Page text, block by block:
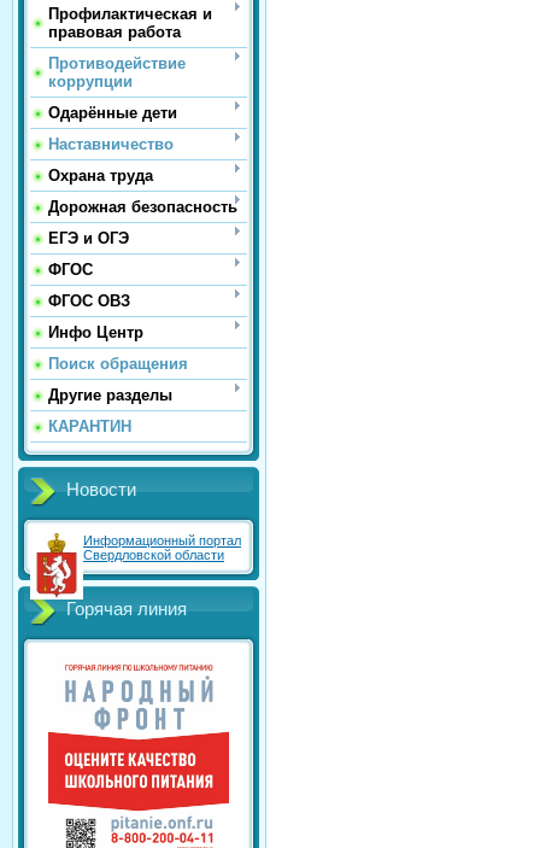
Профилактическая и
правовая работа
Противодействие
коррупции
Одарённые дети
Наставничество
Охрана труда
Дорожная безопасность
ЕГЭ и ОГЭ
ФГОС
ФГОС ОВЗ
Инфо Центр
Поиск обращения
Другие разделы
КАРАНТИН
Новости
Информационный портал
Свердловской области
Горячая линия